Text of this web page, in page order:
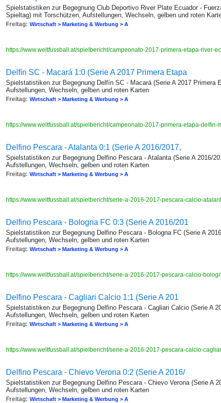
Spielstatistiken zur Begegnung Club Deportivo River Plate Ecuador -
Spieltag) mit Torschützen, Aufstellungen, Wechseln, gelben und roten
Freitag: Wirtschaft > Marketing & Werbung > A
https://www.weltfussball.at/spielbericht/campeonato-2017-primera-etapa-river-
Delfín SC - Macará 1:0 (Serie A 2017 Primera Etapa
Spielstatistiken zur Begegnung Delfín SC - Macará (Serie A 2017 Primera
Aufstellungen, Wechseln, gelben und roten Karten
Freitag: Wirtschaft > Marketing & Werbung > A
https://www.weltfussball.at/spielbericht/campeonato-2017-primera-etapa-delfin-
Delfino Pescara - Atalanta 0:1 (Serie A 2016/2017,
Spielstatistiken zur Begegnung Delfino Pescara - Atalanta (Serie A 2016/
Aufstellungen, Wechseln, gelben und roten Karten
Freitag: Wirtschaft > Marketing & Werbung > A
https://www.weltfussball.at/spielbericht/serie-a-2016-2017-pescara-calcio-
Delfino Pescara - Bologna FC 0:3 (Serie A 2016/201
Spielstatistiken zur Begegnung Delfino Pescara - Bologna FC (Serie A
Aufstellungen, Wechseln, gelben und roten Karten
Freitag: Wirtschaft > Marketing & Werbung > A
https://www.weltfussball.at/spielbericht/serie-a-2016-2017-pescara-calcio-
Delfino Pescara - Cagliari Calcio 1:1 (Serie A 201
Spielstatistiken zur Begegnung Delfino Pescara - Cagliari Calcio (Serie A
Aufstellungen, Wechseln, gelben und roten Karten
Freitag: Wirtschaft > Marketing & Werbung > A
https://www.weltfussball.at/spielbericht/serie-a-2016-2017-pescara-calcio-
Delfino Pescara - Chievo Verona 0:2 (Serie A 2016/
Spielstatistiken zur Begegnung Delfino Pescara - Chievo Verona (Serie A
Aufstellungen, Wechseln, gelben und roten Karten
Freitag: Wirtschaft > Marketing & Werbung > A